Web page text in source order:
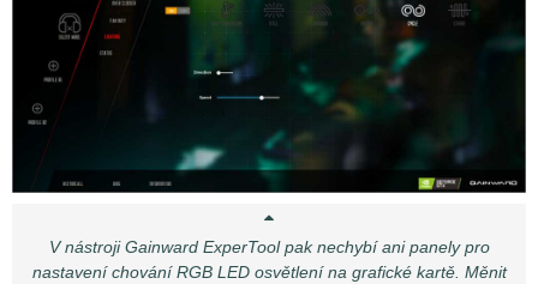
V nástroji Gainward ExperTool pak nechybí ani panely pro
nastavení chování RGB LED osvětlení na grafické kartě. Měnit